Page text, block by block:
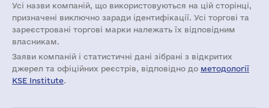
Усі назви компаній, що використовуються на цій сторінці,
призначені виключно заради ідентифікації. Усі торгові та
зареєстровані торгові марки належать їх відповідним
власникам.
Заяви компаній i статистичні дані зібрані з відкритих
джерел та офіційних реєстрів, відповідно до методології
KSE Institute.